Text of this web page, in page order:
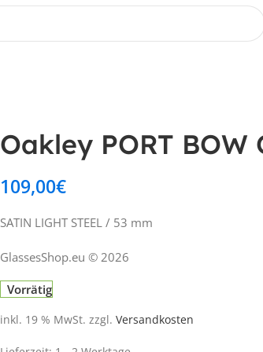
Oakley PORT BOW
109,00€
SATIN LIGHT STEEL / 53 mm
GlassesShop.eu © 2026
Vorrätig
inkl. 19 % MwSt. zzgl. Versandkosten